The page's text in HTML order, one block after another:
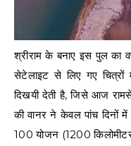
श्रीराम के बनाए इस पुल का
सेटेलाइट से लिए गए
दिखयी देती है, जिसे आज
की वानर ने केवल पांच दिनों
100 योजन (1200